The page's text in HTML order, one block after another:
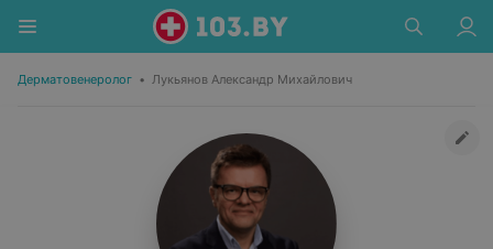
Дерматовенеролог • Лукьянов Александр Михайлович